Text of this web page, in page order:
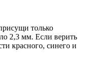
только
2,3 мм. Если верить
красного, синего и